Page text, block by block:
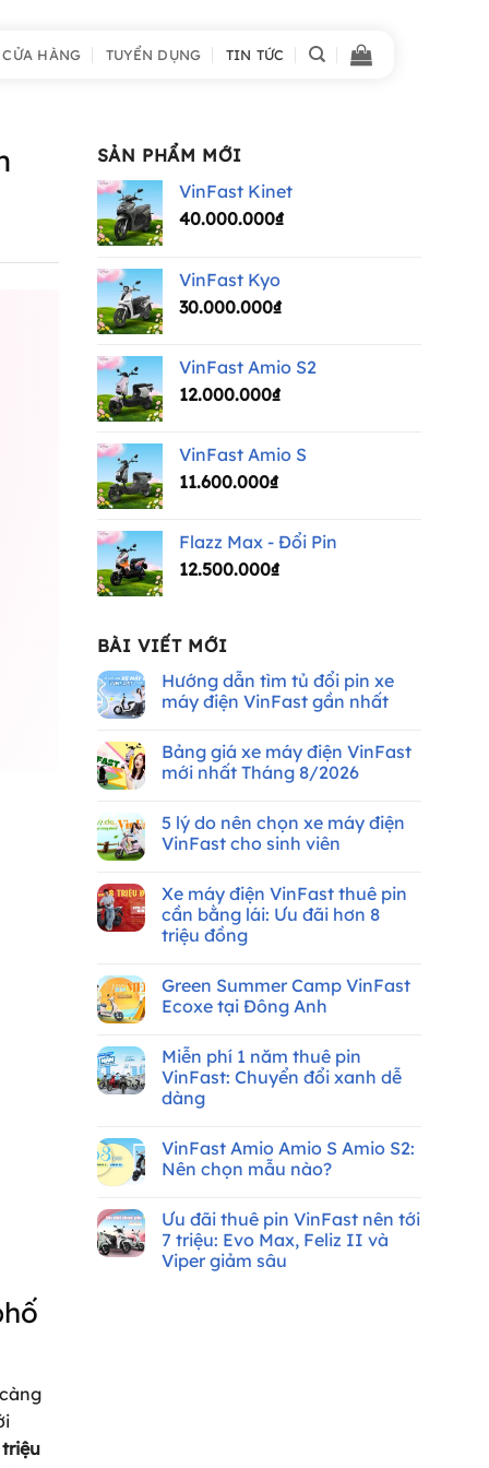
HÀNG TUYỂN DỤNG TIN TỨC
SẢN PHẨM MỚI
VinFast Kinet
40.000.000₫
VinFast Kyo
30.000.000₫
VinFast Amio S2
12.000.000₫
VinFast Amio S
11.600.000₫
Flazz Max - Đổi Pin
12.500.000₫
BÀI VIẾT MỚI
Hướng dẫn tìm tủ đổi pin xe
máy điện VinFast gần nhất
bình
luận
ở
tìm
tủ
đổi
máy
điện
VinFast
gần
nhất
Bảng giá xe máy điện VinFast
mới nhất Tháng 8/2026
bình
luận
ở
xe
máy
điện
VinFast
Tháng
8/2026
5 lý do nên chọn xe máy điện
VinFast cho sinh viên
bình
luận
ở
5
nên
chọn
xe
VinFast
cho
sinh
viên
Xe máy điện VinFast thuê pin
cần bằng lái: Ưu đãi hơn 8
triệu đồng
bình
luận
ở
điện
VinFast
thuê
pin
lái:
Ưu
đãi
triệu
đồng
Green Summer Camp VinFast
Ecoxe tại Đông Anh
bình
luận
ở
Green
Summer
VinFast
Ecoxe
tại
Miễn phí 1 năm thuê pin
VinFast: Chuyển đổi xanh dễ
dàng
bình
luận
ở
1
năm
thuê
pin
VinFast:
VinFast Amio Amio S Amio S2:
Nên chọn mẫu nào?
bình
luận
ở
VinFast
Amio
Ưu đãi thuê pin VinFast nên tới
7 triệu: Evo Max, Feliz II và
Viper giảm sâu